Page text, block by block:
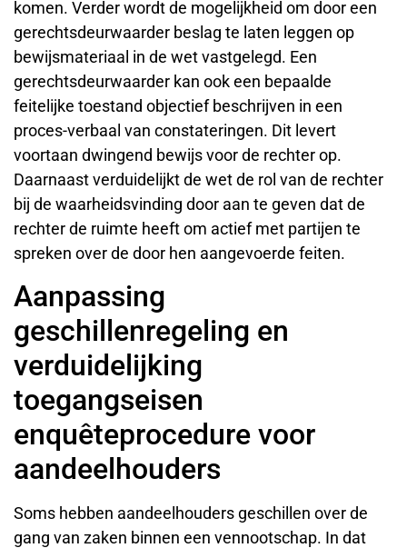
komen. Verder wordt de mogelijkheid om door een
gerechtsdeurwaarder beslag te laten leggen op
bewijsmateriaal in de wet vastgelegd. Een
gerechtsdeurwaarder kan ook een bepaalde
feitelijke toestand objectief beschrijven in een
proces-verbaal van constateringen. Dit levert
voortaan dwingend bewijs voor de rechter op.
Daarnaast verduidelijkt de wet de rol van de rechter
bij de waarheidsvinding door aan te geven dat de
rechter de ruimte heeft om actief met partijen te
spreken over de door hen aangevoerde feiten.
Aanpassing
geschillenregeling en
verduidelijking
toegangseisen
enquêteprocedure voor
aandeelhouders
Soms hebben aandeelhouders geschillen over de
gang van zaken binnen een vennootschap. In dat